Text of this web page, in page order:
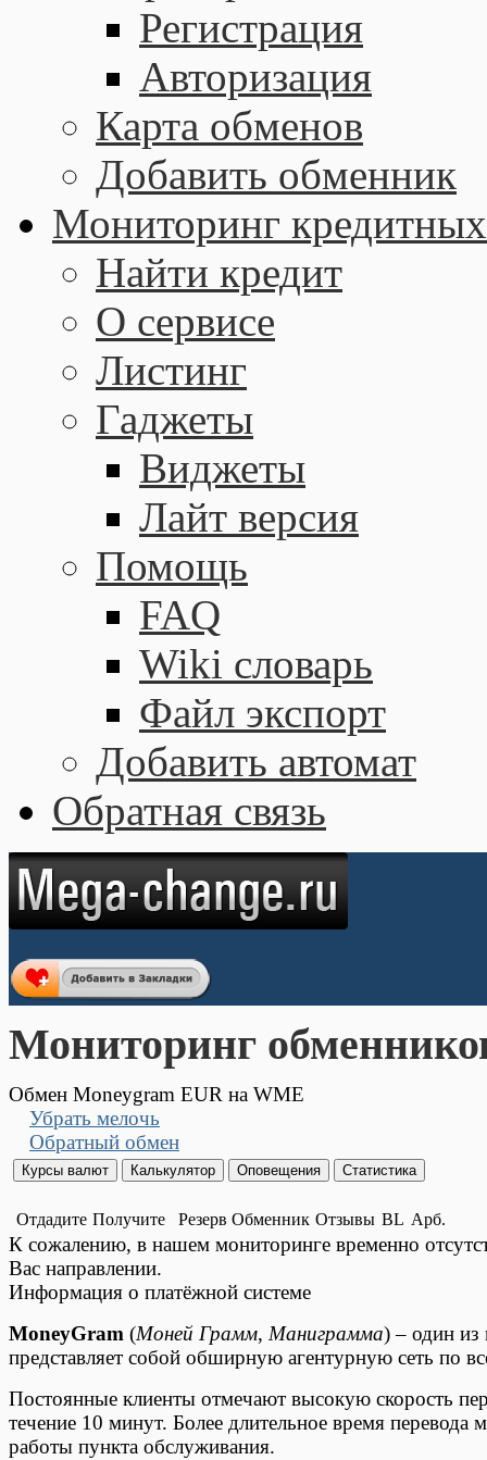
Регистрация
Авторизация
Карта обменов
Добавить обменник
Мониторинг кредитных
Найти кредит
О сервисе
Листинг
Гаджеты
Виджеты
Лайт версия
Помощь
FAQ
Wiki словарь
Файл экспорт
Добавить автомат
Обратная связь
Мониторинг
Обмен Moneygram EUR на WME
Убрать мелочь
Обратный обмен
Отдадите Получите Резерв Обменник Отзывы BL Арб.
К сожалению, в нашем мониторинге временно
Вас направлении.
Информация о платёжной системе
MoneyGram (Моней Грамм, Маниграмма) – один из
представляет собой обширную агентурную сеть по
Постоянные клиенты отмечают высокую скорость
течение 10 минут. Более длительное время
работы пункта обслуживания.